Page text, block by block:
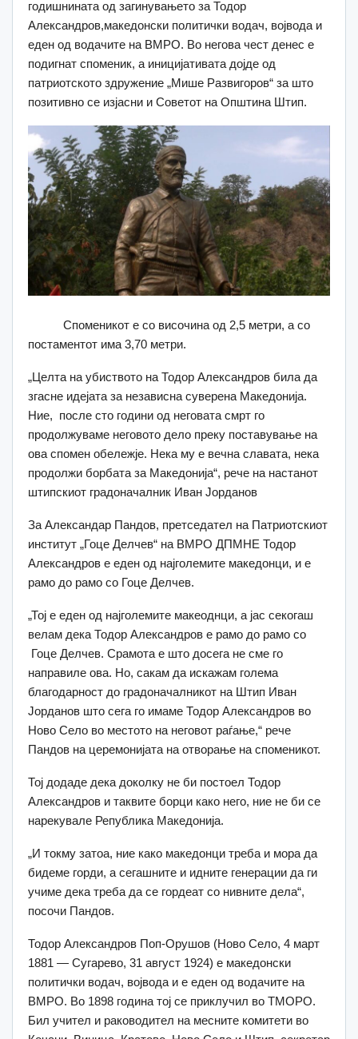
годишнината од загинувањето за Тодор
Александров,македонски политички водач, војвода и
еден од водачите на ВМРО. Во негова чест денес е
подигнат споменик, а иницијативата дојде од
патриотското здружение „Мише Развигоров“ за што
позитивно се изјасни и Советот на Општина Штип.
Споменикот е со височина од 2,5 метри, а со
постаментот има 3,70 метри.
„Целта на убиството на Тодор Александров била да
згасне идејата за независна суверена Македонија.
Ние, после сто години од неговата смрт го
продолжуваме неговото дело преку поставување на
ова спомен обележје. Нека му е вечна славата, нека
продолжи борбата за Македонија“, рече на настанот
штипскиот градоначалник Иван Јорданов
За Александар Пандов, претседател на Патриотскиот
институт „Гоце Делчев“ на ВМРО ДПМНЕ Тодор
Александров е еден од најголемите македонци, и е
рамо до рамо со Гоце Делчев.
„Тој е еден од најголемите макеоднци, а јас секогаш
велам дека Тодор Александров е рамо до рамо со
Гоце Делчев. Срамота е што досега не сме го
направиле ова. Но, сакам да искажам голема
благодарност до градоначалникот на Штип Иван
Јорданов што сега го имаме Тодор Александров во
Ново Село во местото на неговот раѓање,“ рече
Пандов на церемонијата на отворање на споменикот.
Тој додаде дека доколку не би постоел Тодор
Александров и таквите борци како него, ние не би се
нарекувале Република Македонија.
„И токму затоа, ние како македонци треба и мора да
бидеме горди, а сегашните и идните генерации да ги
учиме дека треба да се гордеат со нивните дела“,
посочи Пандов.
Тодор Александров Поп-Орушов (Ново Село, 4 март
1881 — Сугарево, 31 август 1924) е македонски
политички водач, војвода и е еден од водачите на
ВМРО. Во 1898 година тој се приклучил во ТМОРО.
Бил учител и раководител на месните комитети во